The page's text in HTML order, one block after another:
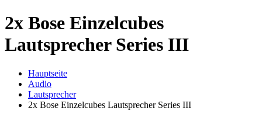
2x Bose Einzelcubes
Lautsprecher Series III
Hauptseite
Audio
Lautsprecher
2x Bose Einzelcubes Lautsprecher Series III